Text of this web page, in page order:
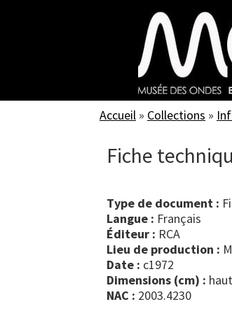
Accueil » Collections »
Fiche
Type de document :
Langue : Français
Éditeur : RCA
Lieu de production :
Date : c1972
Dimensions (cm) :
NAC : 2003.4230